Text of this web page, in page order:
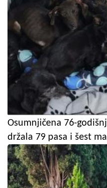
Osumnjičena 76-
držala 79 pasa i šest